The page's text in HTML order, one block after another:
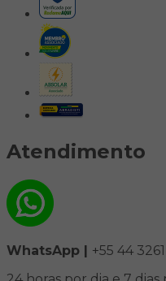
Atendimento
WhatsApp | +55 44